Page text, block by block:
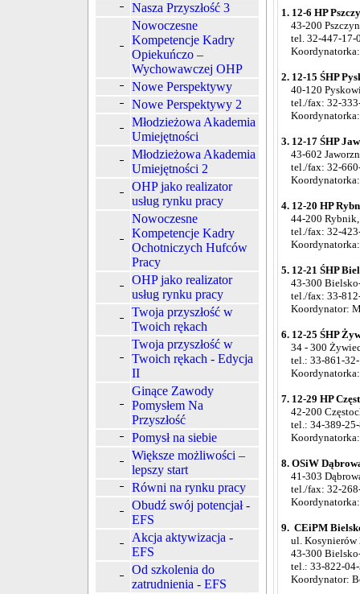
Nasza Przyszłość 3
Nowoczesne
Kompetencje Kadry
Opiekuńczo –
Wychowawczej OHP
Nowe Perspektywy
Nowe Perspektywy 2
Młodzieżowa Akademia
Umiejętności
Młodzieżowa Akademia
Umiejętności 2
OHP jako realizator
usług rynku pracy
Nowoczesne
Kompetencje Kadry
Ochotniczych Hufców
Pracy
OHP jako realizator
usług rynku pracy
Twoja przyszłość w
Twoich rękach
Twoja przyszłość w
Twoich rękach - Edycja
II
Ginące Zawody
Pomysłem Na
Przyszłość
Pomysł na siebie
Większe możliwości –
lepszy start
Równi na rynku pracy
Obudź swój potencjał -
EFS
Akcja aktywizacja -
EFS
Od szkolenia do
zatrudnienia - EFS
1. 12-6 HP
43-200
tel. 32-447-17-
2. 12-15 ŚHP
40-120
tel./fax: 32-
Koordynatorka:
3. 12-17 ŚHP
43-602
tel./fax: 32-
Koordynatorka:
4. 12-20 HP
44-200 Rybnik,
tel./fax: 32-
Koordynatorka:
5. 12-21 ŚHP
43-300
tel./fax: 33-
Koordynator:
6. 12-25 ŚHP
34 - 300
tel.: 33-861-
Koordynatorka:
7. 12-29 HP
42-200
tel.: 34-389-
Koordynatorka:
8. OSiW
41-303
tel./fax: 32-
Koordynatorka:
9. CEiPM
ul. Kosynierów
43-300
tel.: 33-822-
Koordynator: